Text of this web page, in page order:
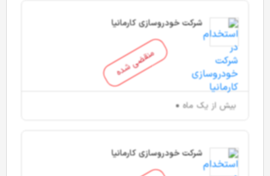
منقضی شده
شرکت خودروسازی کارمانیا
بیش از یک ماه
شرکت خودروسازی کارمانیا